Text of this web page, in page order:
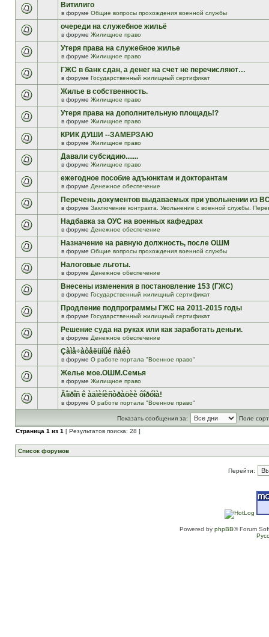
Витилиго
в форуме Общие вопросы прохождения военной службы
очереди на служебное жильё
в форуме Жилищное право
Утеря права на служебное жилье
в форуме Жилищное право
ГЖС в банк сдан, а денег на счет не перечисляют…
в форуме Государственный жилищный сертификат
Жилье в собственность.
в форуме Жилищное право
Утеря права на дополнительную площадь!?
в форуме Жилищное право
КРИК ДУШИ --ЗАМЕРЗАЮ
в форуме Жилищное право
Давали субсидию.......
в форуме Жилищное право
ежегодное пособие адъюнктам и докторантам
в форуме Денежное обеспечение
Перечень документов выдаваемых при увольнении из
в форуме Заключение контракта. Увольнение с военной службы.
Надбавка за ОУС на военных кафедрах
в форуме Денежное обеспечение
Назначение на равную должность, после ОШМ
в форуме Общие вопросы прохождения военной службы
Налоговые льготы.
в форуме Денежное обеспечение
Внесены изменения в постановление 153 (ГЖС)
в форуме Государственный жилищный сертификат
Продление подпрограммы ГЖС на 2011-2015 годы
в форуме Государственный жилищный сертификат
Решение суда на руках или как заработать деньги.
в форуме Денежное обеспечение
Çàìå÷àòåëüíûé ñàéò
в форуме О работе портала "Военное право"
Желье мое.ОШМ.Семья
в форуме Жилищное право
Âîïðîñ ê àäìèíèñòðàöèè ôîðóìà!
в форуме О работе портала "Военное право"
Показать сообщения за:
Поле
Страница 1 из 1 [ Результатов поиска: 28 ]
Список форумов
Перейти:
Powered by phpBB® Forum